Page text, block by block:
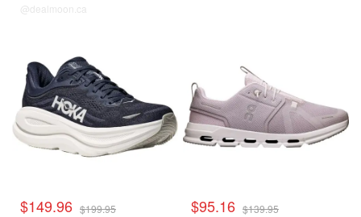
@dealmoon.ca
$149.96 $199.95 $95.16 $139.95